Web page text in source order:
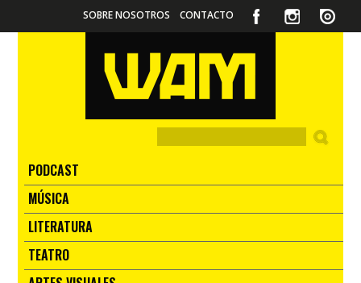
SOBRE NOSOTROS CONTACTO
PODCAST
MÚSICA
LITERATURA
TEATRO